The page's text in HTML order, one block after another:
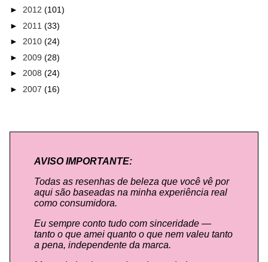
► 2012 (101)
► 2011 (33)
► 2010 (24)
► 2009 (28)
► 2008 (24)
► 2007 (16)
AVISO IMPORTANTE:
Todas as resenhas de beleza que você vê por
aqui são baseadas na minha experiência real
como consumidora.
Eu sempre conto tudo com sinceridade —
tanto o que amei quanto o que nem valeu tanto
a pena, independente da marca.